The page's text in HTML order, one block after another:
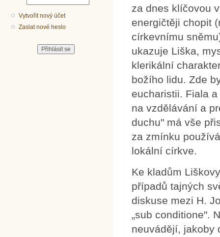
Vytvořit nový účet
Zaslat nové heslo
za dnes klíčovou
energičtěji chopit
církevnímu
ukazuje Liška,
klerikální
božího lidu. Zde
eucharistii. Fiala
na vzdělávání a
duchu" má vše
za zmínku
lokální církve.
Ke kladům
případů tajných
diskuse mezi H.
„sub conditione".
neuvádějí, jakoby